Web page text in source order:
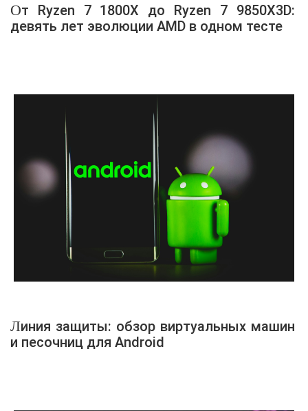
От Ryzen 7 1800X до Ryzen 7 9850X3D:
девять лет эволюции AMD в одном тесте
Линия защиты: обзор виртуальных машин
и песочниц для Android